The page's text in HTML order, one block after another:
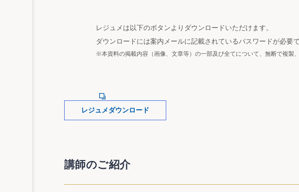
レジュメは以下のボタンよりダウンロードいただけます。
ダウンロードには案内メールに記載されているパスワードが必要で
※本資料の掲載内容（画像、文章等）の一部及び全てについて、無断で複製
レジュメダウンロード
講師のご紹介